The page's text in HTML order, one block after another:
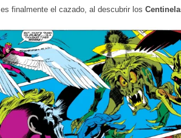
es finalmente el cazado, al descubrir los